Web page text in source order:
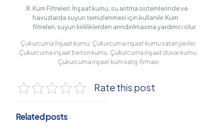
Kum Filtreleri: İnşaat kumu, su arıtma sistemlerinde ve
havuzlarda suyun temizlenmesi için kullanılır. Kum
filtreleri, suyun kirliliklerden arındırılmasına yardımcı olur.
Çukurcuma İnşaat kumu, Çukurcuma inşaat kumu satan yerler,
Çukurcuma inşaat beton kumu, Çukurcuma inşaat duvar kumu,
Çukurcuma inşaat kum satış firması
Rate this post
Related posts